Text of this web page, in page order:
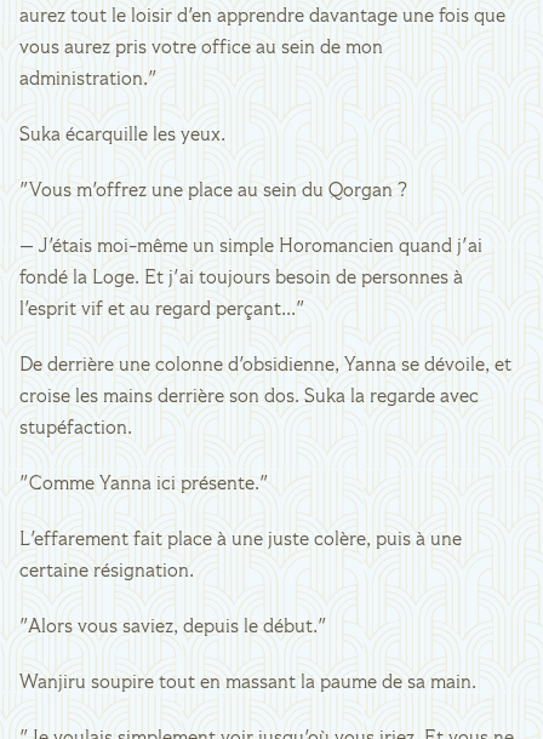
aurez tout le loisir d'en apprendre davantage une fois que
vous aurez pris votre office au sein de mon
administration."
Suka écarquille les yeux.
"Vous m'offrez une place au sein du Qorgan ?
— J'étais moi-même un simple Horomancien quand j'ai
fondé la Loge. Et j'ai toujours besoin de personnes à
l'esprit vif et au regard perçant..."
De derrière une colonne d'obsidienne, Yanna se dévoile, et
croise les mains derrière son dos. Suka la regarde avec
stupéfaction.
"Comme Yanna ici présente."
L'effarement fait place à une juste colère, puis à une
certaine résignation.
"Alors vous saviez, depuis le début."
Wanjiru soupire tout en massant la paume de sa main.